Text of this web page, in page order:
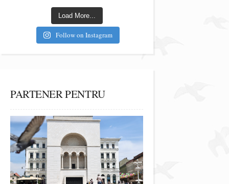
Load More...
Follow on Instagram
PARTENER PENTRU